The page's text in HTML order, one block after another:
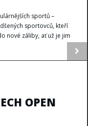
sportů –
sportovců, kteří
nové záliby, ať už je jim
OPEN